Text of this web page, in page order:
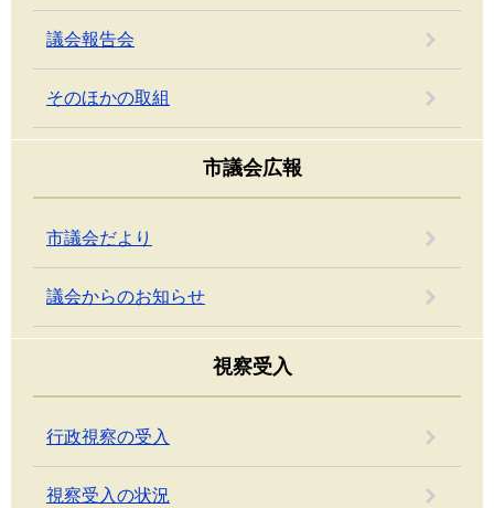
議会報告会
そのほかの取組
市議会広報
市議会だより
議会からのお知らせ
視察受入
行政視察の受入
視察受入の状況